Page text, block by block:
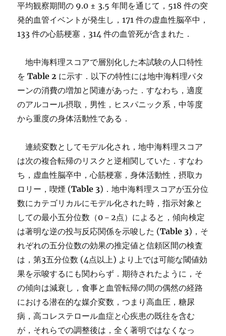
平均観察期間の 9.0 ± 3.5 年間を通じて，518 件の突
発的血管イベントが発生し，171 件の虚血性脳卒中，
133 件の心筋梗塞，314 件の血管死が含まれた．
地中海料理スコアで層別化した本試験の人口特性
をTable 2 に示す．以下の特性には地中海料理パタ
ーンの消費の増加と関連があった．すなわち，適度
のアルコール摂取，男性，ヒスパニック系，中等度
から重度の身体活動性である．
連続変数としてモデル化され，地中海料理スコア
は次の複合転帰のリスクと逆相関していた．すなわ
ち，虚血性脳卒中，心筋梗塞，身体活動性，摂取カ
ロリー，喫煙 (Table 3)．地中海料理スコアが五分位
数にカテゴリカルにモデル化された時，指示対象と
しての最小五分位数（0－2点）によると，傾向検定
は著明な逆の投与反応関係を示唆した (Table 3)，そ
れぞれの五分位数の効果の推定値と信頼区間の検査
は，第3五分位数 (4点以上) より上では可能な閾値効
果を示唆するにも関わらず．期待されたように，そ
の傾向は減衰し，食事と血管転帰の間の偶然の経路
における潜在的な媒介変数，つまり高血圧，糖尿
病，高コレステロール血症と心疾患の既往を含む
が，それらでの調整後は，全く著明ではなくなっ